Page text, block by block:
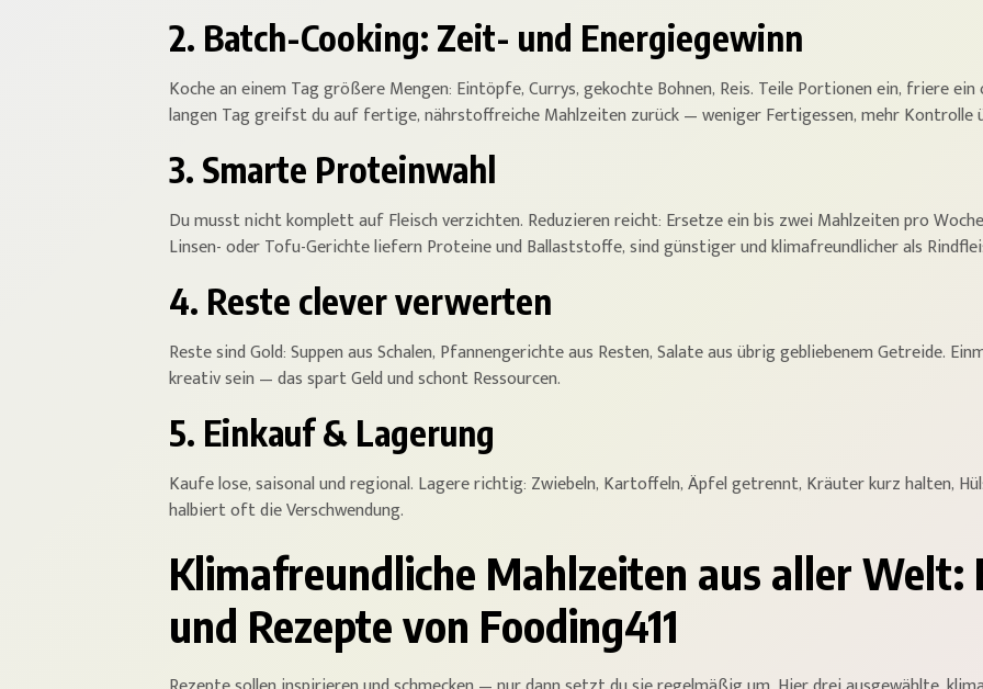
2. Batch-Cooking: Zeit- und Energiegewinn
Koche an einem Tag größere Mengen: Eintöpfe, Currys, gekochte Bohnen, Reis. Teile Portionen ein, friere
langen Tag greifst du auf fertige, nährstoffreiche Mahlzeiten zurück — weniger Fertigessen, mehr Kontrolle
3. Smarte Proteinwahl
Du musst nicht komplett auf Fleisch verzichten. Reduzieren reicht: Ersetze ein bis zwei Mahlzeiten pro
Linsen- oder Tofu-Gerichte liefern Proteine und Ballaststoffe, sind günstiger und klimafreundlicher als
4. Reste clever verwerten
Reste sind Gold: Suppen aus Schalen, Pfannengerichte aus Resten, Salate aus übrig gebliebenem Getreide.
kreativ sein — das spart Geld und schont Ressourcen.
5. Einkauf & Lagerung
Kaufe lose, saisonal und regional. Lagere richtig: Zwiebeln, Kartoffeln, Äpfel getrennt, Kräuter kurz halten,
halbiert oft die Verschwendung.
Klimafreundliche Mahlzeiten aus aller Welt:
und Rezepte von Fooding411